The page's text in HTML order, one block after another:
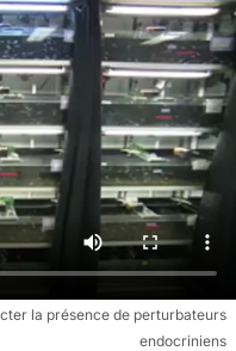
la présence de perturbateurs
endocriniens